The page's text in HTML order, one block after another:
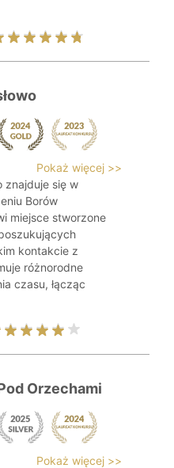
Pokaż więcej >>
znajduje się w
Borów
miejsce stworzone
kontakcie z
różnorodne
czasu, łącząc
Orzechami
Pokaż więcej >>